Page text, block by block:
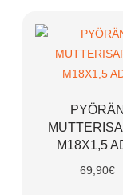
PYÖRÄN
M18X1,5
69,90€